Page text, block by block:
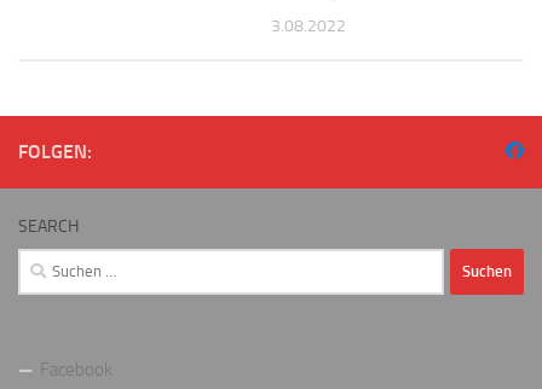
3.08.2022
FOLGEN:
SEARCH
Suchen
nach:
Facebook